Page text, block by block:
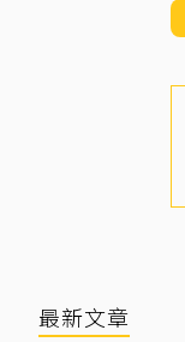
最新文章